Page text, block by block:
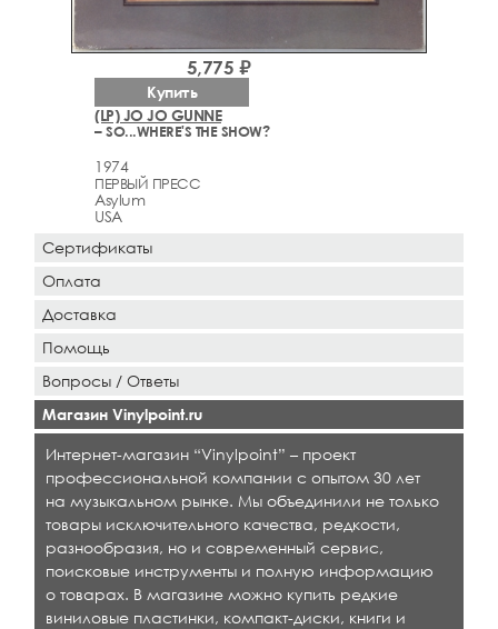
(LP) JO JO GUNNE
– SO...WHERE'S THE SHOW?
1974
ПЕРВЫЙ ПРЕСС
Asylum
USA
5,775 ₽
Купить
Сертификаты
Оплата
Доставка
Помощь
Вопросы / Ответы
Магазин Vinylpoint.ru
Интернет-магазин “Vinylpoint” – проект
профессиональной компании с опытом 30 лет
на музыкальном рынке. Мы объединили не только
товары исключительного качества, редкости,
разнообразия, но и современный сервис,
поисковые инструменты и полную информацию
о товарах. В магазине можно купить редкие
виниловые пластинки, компакт-диски, книги и